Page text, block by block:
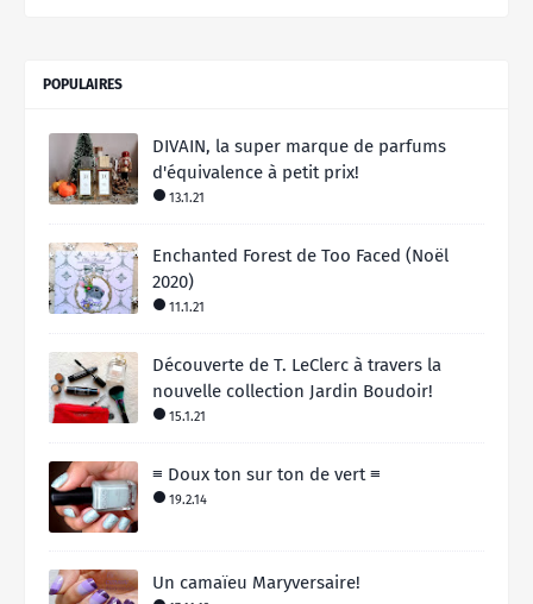
POPULAIRES
DIVAIN, la super marque de parfums
d'équivalence à petit prix!
13.1.21
Enchanted Forest de Too Faced (Noël
2020)
11.1.21
Découverte de T. LeClerc à travers la
nouvelle collection Jardin Boudoir!
15.1.21
≡ Doux ton sur ton de vert ≡
19.2.14
Un camaïeu Maryversaire!